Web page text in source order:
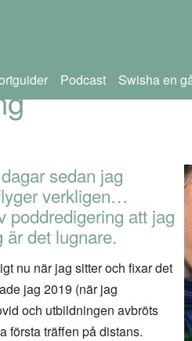
Podcast Swisha en
sedan jag
verkligen…
poddredigering att jag
det lugnare.
nu när jag sitter och fixar det
jag 2019 (när jag
och utbildningen avbröts
första träffen på distans.